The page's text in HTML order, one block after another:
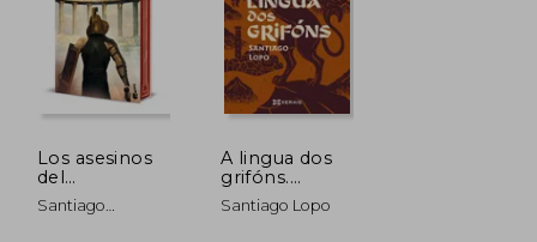
Los asesinos
del
emperador.
Edicin
Santiago
A lingua dos
grifóns.
Premio Jules
Verne de
Santiago Lopo